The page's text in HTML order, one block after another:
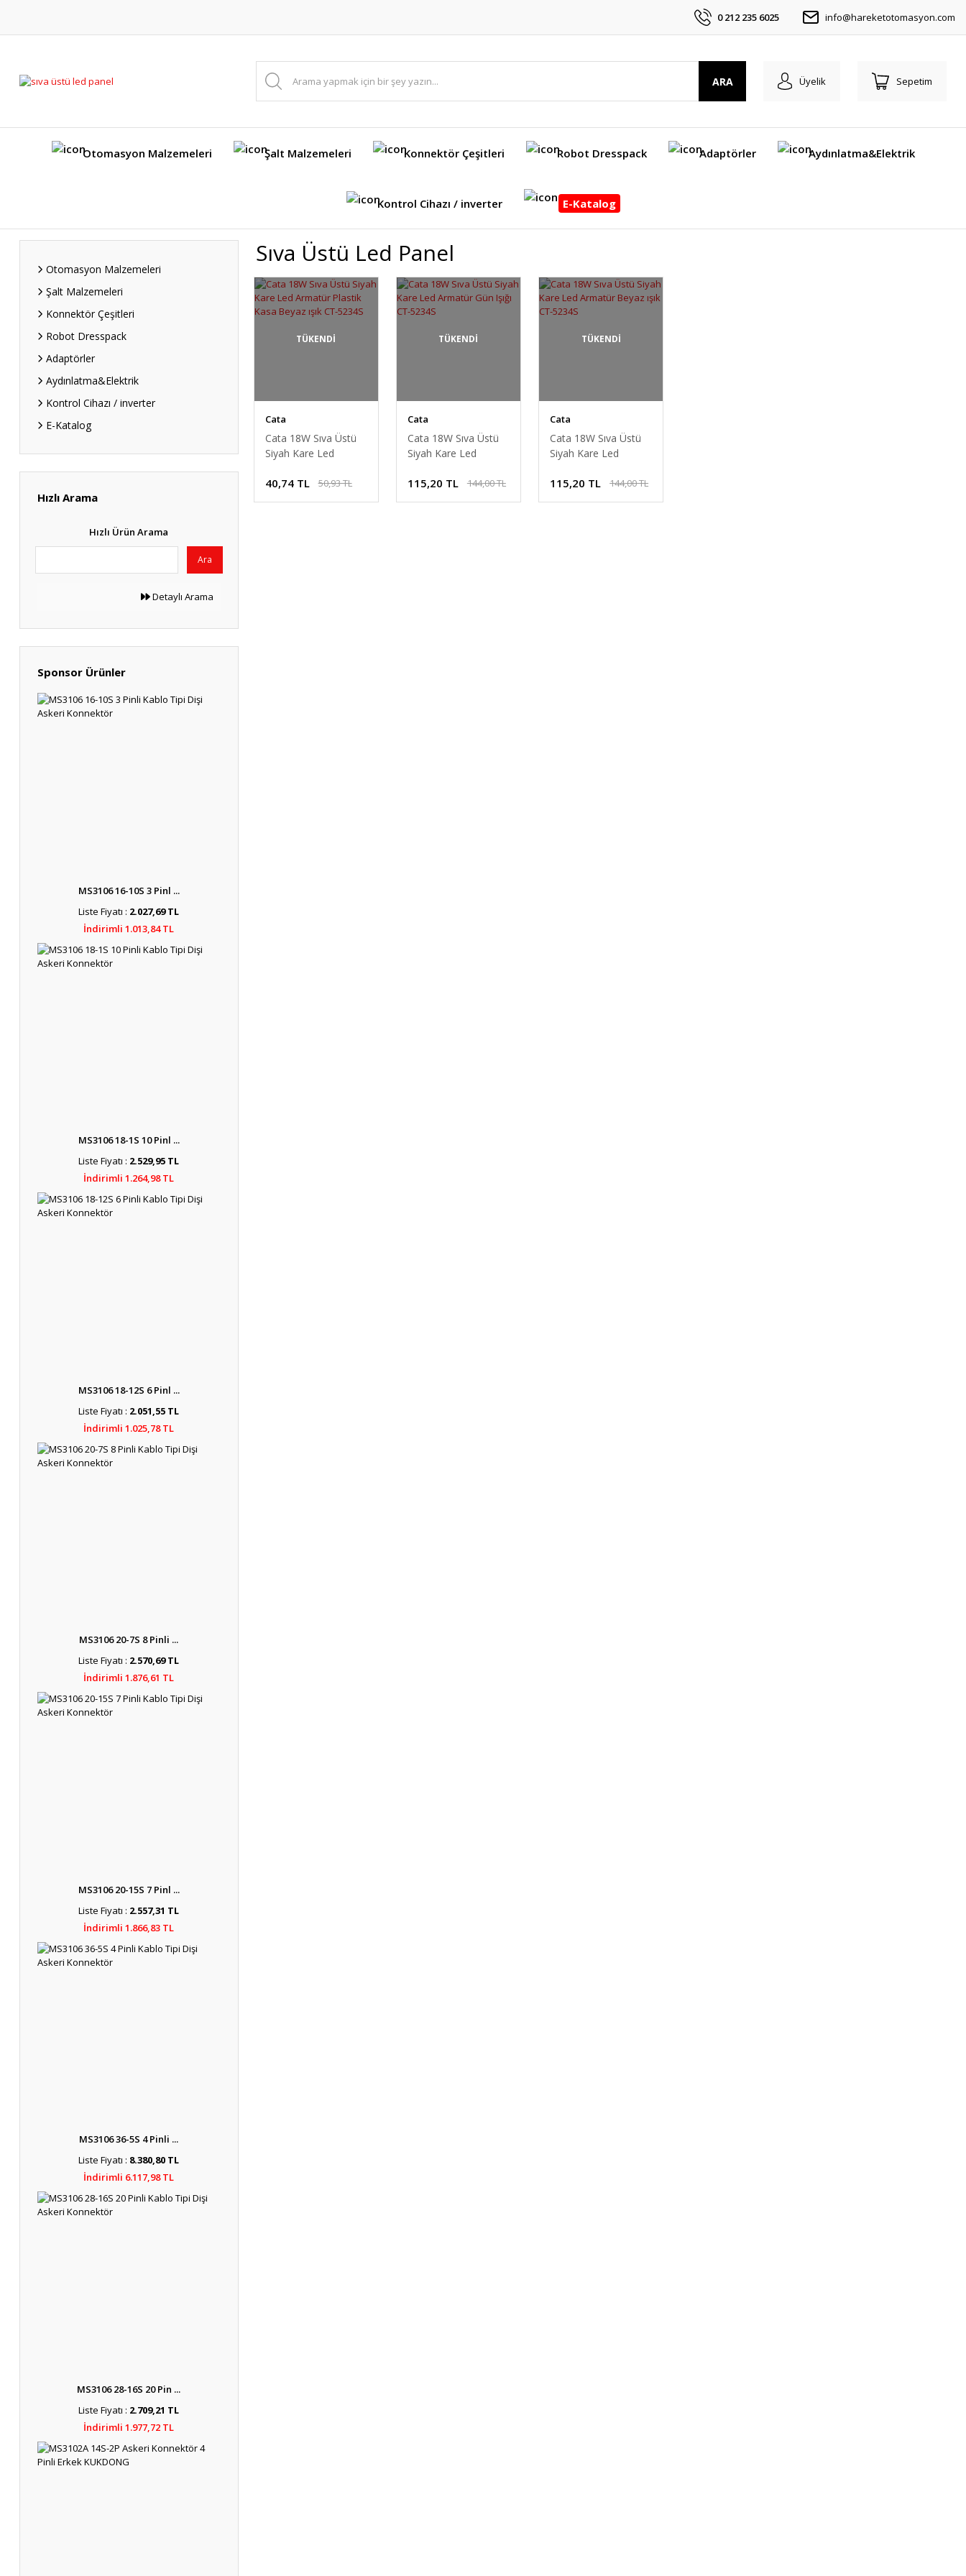
0 212 235 6025 info@hareketotomasyon.com
ARA Üyelik Sepetim
Otomasyon Malzemeleri Şalt Malzemeleri Konnektör Çeşitleri Robot Dresspack Adaptörler Aydınlatma&Elektrik
Kontrol Cihazı / inverter E-Katalog
Otomasyon Malzemeleri
Şalt Malzemeleri
Konnektör Çeşitleri
Robot Dresspack
Adaptörler
Aydınlatma&Elektrik
Kontrol Cihazı / inverter
E-Katalog
Hızlı Arama
Hızlı Ürün Arama
Ara
Detaylı Arama
Sponsor Ürünler
MS3106 16-10S 3 Pinl ...
Liste Fiyatı : 2.027,69 TL
İndirimli 1.013,84 TL
MS3106 18-1S 10 Pinl ...
Liste Fiyatı : 2.529,95 TL
İndirimli 1.264,98 TL
MS3106 18-12S 6 Pinl ...
Liste Fiyatı : 2.051,55 TL
İndirimli 1.025,78 TL
MS3106 20-7S 8 Pinli ...
Liste Fiyatı : 2.570,69 TL
İndirimli 1.876,61 TL
MS3106 20-15S 7 Pinl ...
Liste Fiyatı : 2.557,31 TL
İndirimli 1.866,83 TL
MS3106 36-5S 4 Pinli ...
Liste Fiyatı : 8.380,80 TL
İndirimli 6.117,98 TL
MS3106 28-16S 20 Pin ...
Liste Fiyatı : 2.709,21 TL
İndirimli 1.977,72 TL
Sıva Üstü Led Panel
TÜKENDİ
Cata
Cata 18W Sıva Üstü
Siyah Kare Led
Beyaz ışık CT-5234S
40,74 TL 50,93 TL
TÜKENDİ
Cata
Cata 18W Sıva Üstü
Siyah Kare Led
5234S
115,20 TL 144,00 TL
TÜKENDİ
Cata
Cata 18W Sıva Üstü
Siyah Kare Led
CT-5234S
115,20 TL 144,00 TL